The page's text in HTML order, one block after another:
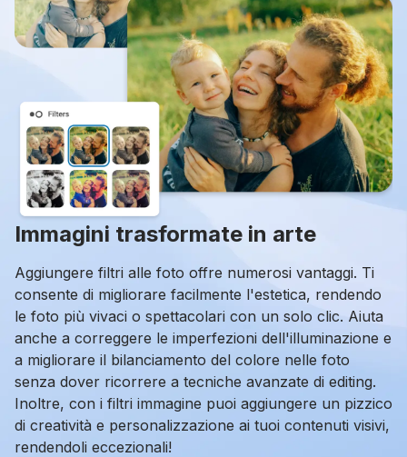
Immagini trasformate in arte
Aggiungere filtri alle foto offre numerosi vantaggi. Ti
consente di migliorare facilmente l'estetica, rendendo
le foto più vivaci o spettacolari con un solo clic. Aiuta
anche a correggere le imperfezioni dell'illuminazione e
a migliorare il bilanciamento del colore nelle foto
senza dover ricorrere a tecniche avanzate di editing.
Inoltre, con i filtri immagine puoi aggiungere un pizzico
di creatività e personalizzazione ai tuoi contenuti visivi,
rendendoli eccezionali!